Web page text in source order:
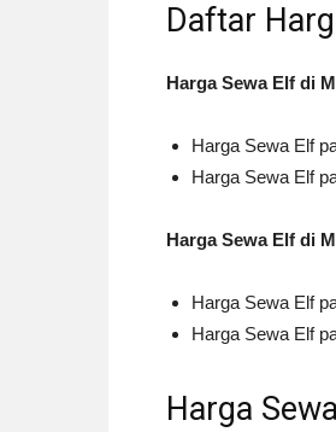
Daftar
Harga Sewa Elf di
Harga Sewa Elf
Harga Sewa Elf
Harga Sewa Elf di
Harga Sewa Elf
Harga Sewa Elf
Harga